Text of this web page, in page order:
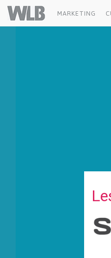
Welovebuzz
MARKETING